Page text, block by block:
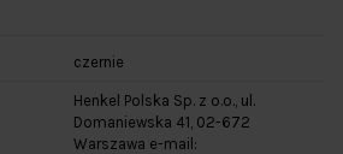
czernie
Henkel Polska Sp. z o.o., ul.
Domaniewska 41, 02-672
Warszawa e-mail: